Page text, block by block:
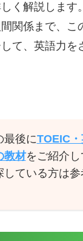
く解説します
関係まで、こ
て、英語力を
最後にTOEIC
教材をご紹介
している方は